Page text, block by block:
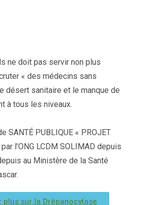
ne doit pas servir non plus
« des médecins sans
désert sanitaire et le manque de
à tous les niveaux.
SANTÉ PUBLIQUE « PROJET
l’ONG LCDM SOLIMAD depuis
au Ministère de la Santé
plus sur la Drépanocytose